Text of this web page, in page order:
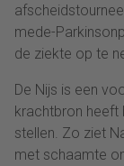
mede-
de ziekte op te
De Nijs is een
krachtbron heeft
stellen. Zo ziet
met schaamte